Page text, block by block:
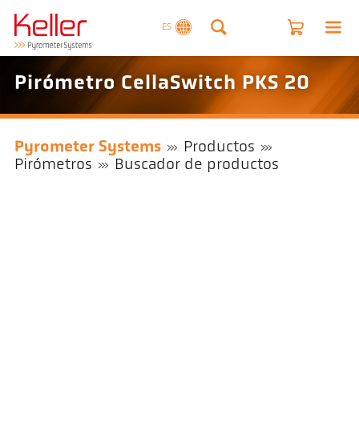
ES
Pirómetro CellaSwitch PKS 20
Pyrometer Systems
Productos
Pirómetros
Buscador de productos